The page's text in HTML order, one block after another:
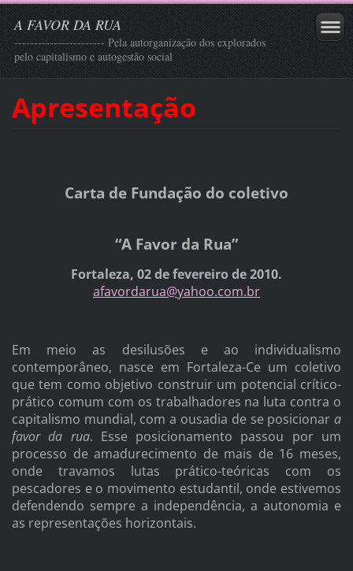
A FAVOR DA RUA
----------------------- Pela autorganização dos explorados
pelo capitalismo e autogestão social
Apresentação
Carta de Fundação do coletivo
“A Favor da Rua”
Fortaleza, 02 de fevereiro de 2010.
afavordarua@yahoo.com.br
Em meio as desilusões e ao individualismo
contemporâneo, nasce em Fortaleza-Ce um coletivo
que tem como objetivo construir um potencial crítico-
prático comum com os trabalhadores na luta contra o
capitalismo mundial, com a ousadia de se posicionara
favor da rua. Esse posicionamento passou por um
processo de amadurecimento de mais de 16 meses,
onde travamos lutas prático-teóricas com os
pescadores e o movimento estudantil, onde estivemos
defendendo sempre a independência, a autonomia e
as representações horizontais.